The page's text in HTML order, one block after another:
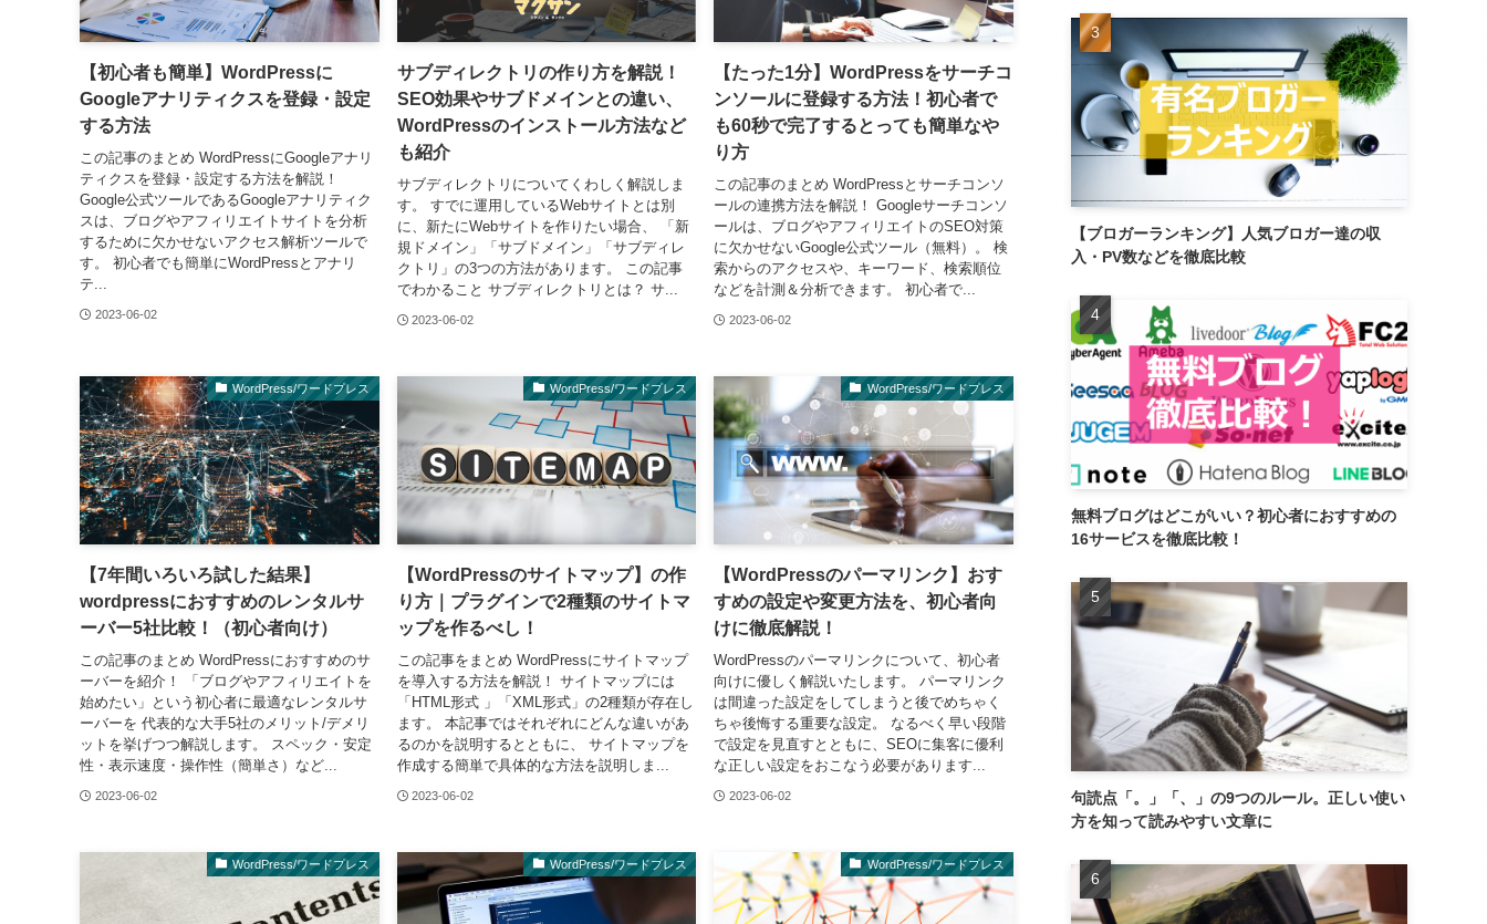
【初心者も簡単】WordPressに
Googleアナリティクスを登録・設定
する方法
この記事のまとめ WordPressにGoogleアナリ
ティクスを登録・設定する方法を解説！
Google公式ツールであるGoogleアナリティク
スは、ブログやアフィリエイトサイトを分析
するために欠かせないアクセス解析ツールで
す。 初心者でも簡単にWordPressとアナリ
テ...
2023-06-02
サブディレクトリの作り方を解説！
SEO効果やサブドメインとの違い、
WordPressのインストール方法など
も紹介
サブディレクトリについてくわしく解説しま
す。 すでに運用しているWebサイトとは別
に、新たにWebサイトを作りたい場合、 「新
規ドメイン」「サブドメイン」「サブディレ
クトリ」の3つの方法があります。 この記事
でわかること サブディレクトリとは？ サ...
2023-06-02
【たった1分】WordPressをサーチコ
ンソールに登録する方法！初心者で
も60秒で完了するとっても簡単なや
り方
この記事のまとめ WordPressとサーチコンソ
ールの連携方法を解説！ Googleサーチコンソ
ールは、ブログやアフィリエイトのSEO対策
に欠かせないGoogle公式ツール（無料）。 検
索からのアクセスや、キーワード、検索順位
などを計測＆分析できます。 初心者で...
2023-06-02
WordPress/ワードプレス
【7年間いろいろ試した結果】
wordpressにおすすめのレンタルサ
ーバー5社比較！（初心者向け）
この記事のまとめ WordPressにおすすめのサ
ーバーを紹介！ 「ブログやアフィリエイトを
始めたい」という初心者に最適なレンタルサ
ーバーを 代表的な大手5社のメリット/デメリ
ットを挙げつつ解説します。 スペック・安定
性・表示速度・操作性（簡単さ）など...
2023-06-02
WordPress/ワードプレス
【WordPressのサイトマップ】の作
り方｜プラグインで2種類のサイトマ
ップを作るべし！
この記事をまとめ WordPressにサイトマップ
を導入する方法を解説！ サイトマップには
「HTML形式 」「XML形式」の2種類が存在し
ます。 本記事ではそれぞれにどんな違いがあ
るのかを説明するとともに、 サイトマップを
作成する簡単で具体的な方法を説明しま...
2023-06-02
WordPress/ワードプレス
【WordPressのパーマリンク】おす
すめの設定や変更方法を、初心者向
けに徹底解説！
WordPressのパーマリンクについて、初心者
向けに優しく解説いたします。 パーマリンク
は間違った設定をしてしまうと後でめちゃく
ちゃ後悔する重要な設定。 なるべく早い段階
で設定を見直すとともに、SEOに集客に優利
な正しい設定をおこなう必要があります...
2023-06-02
WordPress/ワードプレス WordPress/ワードプレス WordPress/ワードプレス
【ブロガーランキング】人気ブロガー達の収
入・PV数などを徹底比較
無料ブログはどこがいい？初心者におすすめの
16サービスを徹底比較！
句読点「。」「、」の9つのルール。正しい使い
方を知って読みやすい文章に